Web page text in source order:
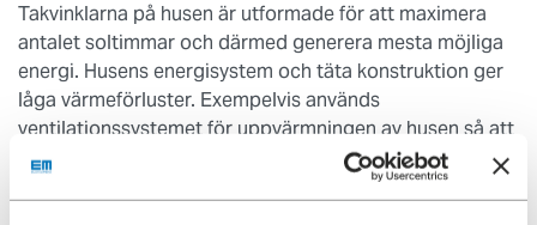
Takvinklarna på husen är utformade för att maximera
antalet soltimmar och därmed generera mesta möjliga
energi. Husens energisystem och täta konstruktion ger
låga värmeförluster. Exempelvis används
ventilationssystemet för uppvärmningen av husen så att
energi återvinns.